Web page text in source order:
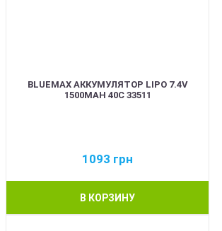
BLUEMAX АККУМУЛЯТОР LIPO 7.4V
1500MAH 40C 33511
1093 грн
В КОРЗИНУ